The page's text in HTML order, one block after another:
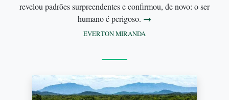
revelou padrões surpreendentes e confirmou, de novo: o ser
humano é perigoso. →
EVERTON MIRANDA